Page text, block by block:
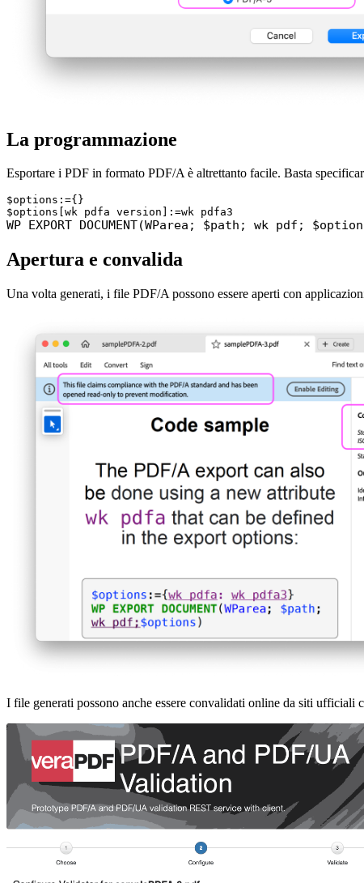
La programmazione
Esportare i PDF in formato PDF/A è altrettanto facile. Basta
$options:={}
WP EXPORT DOCUMENT(WParea; $path; wk pdf;
Apertura e convalida
Una volta generati, i file PDF/A possono essere aperti con
I file generati possono anche essere convalidati online da siti ufficiali